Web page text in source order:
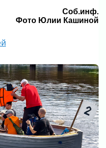
Соб.инф.
Фото Юлии Кашиной